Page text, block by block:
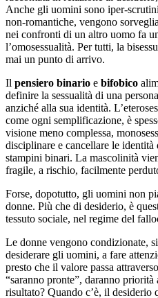
Anche gli uomini sono iper-
non-romantiche, vengono
nei confronti di un altro uomo fa
l’omosessualità. Per tutti, la
mai un punto di arrivo.
Il pensiero binario e bifobico
definire la sessualità di una
anziché alla sua identità.
come ogni semplificazione, è
visione meno complessa,
disciplinare e cancellare le
stampini binari. La mascolinità
fragile, a rischio, facilmente
Forse, dopotutto, gli uomini non
donne. Più che di desiderio, è
tessuto sociale, nel regime del
Le donne vengono condizionate,
desiderare gli uomini, a fare
presto che il valore passa
“saranno pronte”, daranno
risultato? Quando c’è, il desiderio